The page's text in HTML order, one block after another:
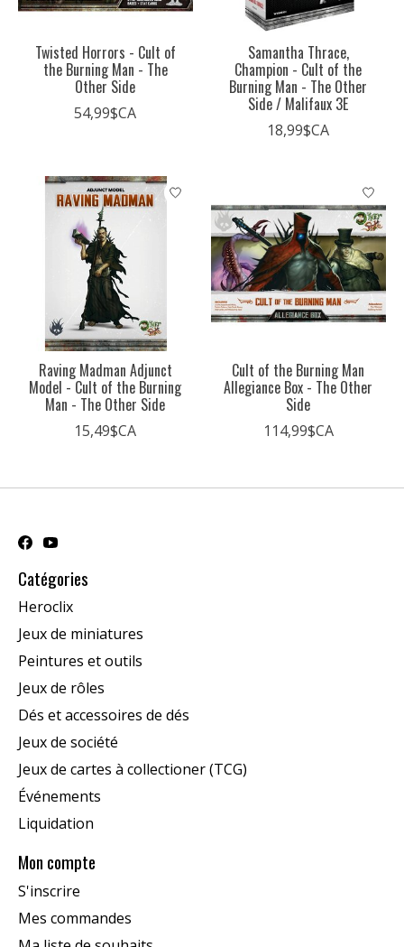
Twisted Horrors - Cult of
the Burning Man - The
Other Side
54,99$CA
Samantha Thrace,
Champion - Cult of the
Burning Man - The Other
Side / Malifaux 3E
18,99$CA
Raving Madman Adjunct
Model - Cult of the Burning
Man - The Other Side
15,49$CA
Cult of the Burning Man
Allegiance Box - The Other
Side
114,99$CA
Catégories
Heroclix
Jeux de miniatures
Peintures et outils
Jeux de rôles
Dés et accessoires de dés
Jeux de société
Jeux de cartes à collectioner (TCG)
Événements
Liquidation
Mon compte
S'inscrire
Mes commandes